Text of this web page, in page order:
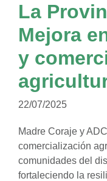
La
Mejora
y
22/07/2025
Madre Coraje y
comercialización
comunidades del
fortaleciendo la